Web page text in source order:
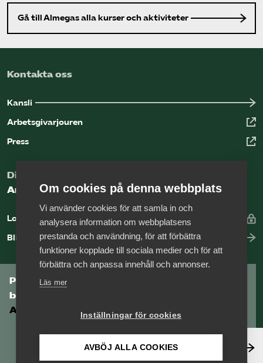
Gå till Almegas alla kurser och aktiviteter
Kontakta oss
Kansli
Arbetsgivarjouren
Press
Digital kunskapsbank för arbetsgivare
Arbetsgivarguiden
Logga in
Bli medlem
Prenumerera på Tågföretagens
branschnyhetsbrev
Aktuell info direkt i din inkorg.
Anmäl dig här
Om cookies på denna webbplats
Vi använder cookies för att samla in och
analysera information om webbplatsens
prestanda och användning, för att förbättra
funktioner kopplade till sociala medier och för att
förbättra och anpassa innehåll och annonser.
Läs mer
Inställningar för cookies
AVBÖJ ALLA COOKIES